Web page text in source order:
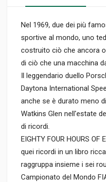
Nel 1969, due dei più
sportive al mondo, uno
costruito ciò che ancora
di ciò che una macchina
Il leggendario duello
Daytona International
anche se è durato meno
Watkins Glen nell'estate
di ricordi.
EIGHTY FOUR HOURS
quei ricordi in un libro
raggruppa insieme i sei
Campionato del Mondo